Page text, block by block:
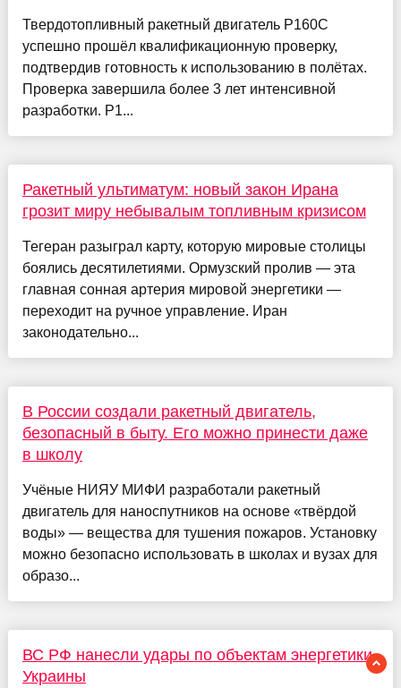
Твердотопливный ракетный двигатель P160C
успешно прошёл квалификационную проверку,
подтвердив готовность к использованию в полётах.
Проверка завершила более 3 лет интенсивной
разработки. P1...
Ракетный ультиматум: новый закон Ирана
грозит миру небывалым топливным кризисом
Тегеран разыграл карту, которую мировые столицы
боялись десятилетиями. Ормузский пролив — эта
главная сонная артерия мировой энергетики —
переходит на ручное управление. Иран
законодательно...
В России создали ракетный двигатель,
безопасный в быту. Его можно принести даже
в школу
Учёные НИЯУ МИФИ разработали ракетный
двигатель для наноспутников на основе «твёрдой
воды» — вещества для тушения пожаров. Установку
можно безопасно использовать в школах и вузах для
образо...
ВС РФ нанесли удары по объектам энергетики
Украины